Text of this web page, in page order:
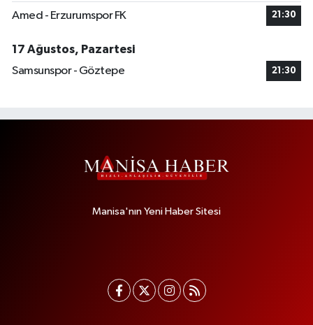
Amed - Erzurumspor FK 21:30
17 Ağustos, Pazartesi
Samsunspor - Göztepe
21:30
Manisa'nın Yeni Haber Sitesi